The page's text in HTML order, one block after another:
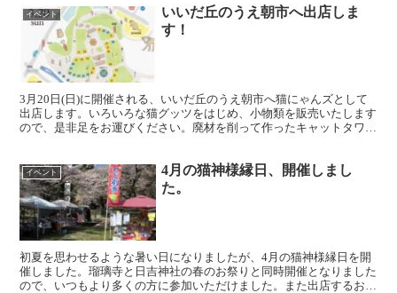
イベント
いいだ丘のうえ朝市へ出店しま
す！
3月20日(日)に開催される、いいだ丘のうえ朝市へ猫にゃんズとして
出店します。いろいろな猫グッツをはじめ、小物類を販売いたします
ので、是非足をお運びください。廃材を削って作ったキャットタワー
イベント
4月の猫神様縁日、開催しまし
た。
初夏を思わせるような暑い日になりましたが、4月の猫神様縁日を開
催しました。瑠璃寺と日吉神社の春のお祭りと同時開催となりました
ので、いつもより多くの方に参加いただけました。また出店するお店